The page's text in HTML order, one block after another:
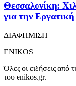
Θεσσαλονίκη:
για την
ΔΙΑΦΗΜΙΣΗ
ENIKOS
Όλες οι ειδήσεις από
του enikos.gr.